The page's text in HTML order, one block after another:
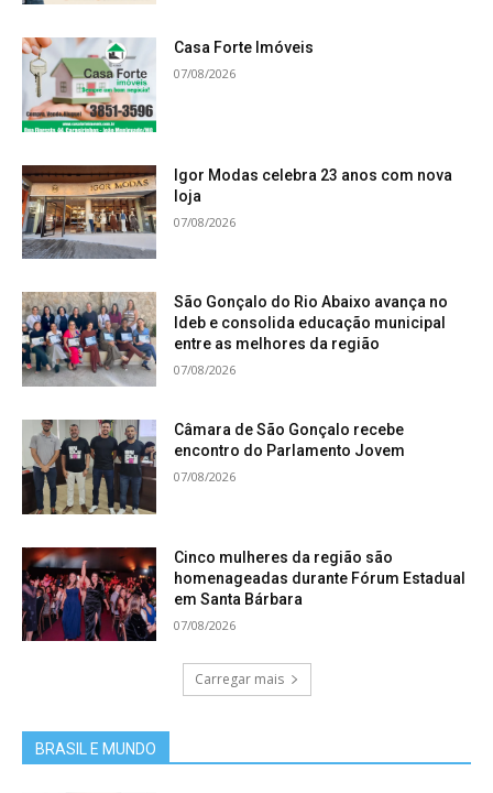
Casa Forte Imóveis
07/08/2026
Igor Modas celebra 23 anos com nova
loja
07/08/2026
São Gonçalo do Rio Abaixo avança no
Ideb e consolida educação municipal
entre as melhores da região
07/08/2026
Câmara de São Gonçalo recebe
encontro do Parlamento Jovem
07/08/2026
Cinco mulheres da região são
homenageadas durante Fórum Estadual
em Santa Bárbara
07/08/2026
Carregar mais
BRASIL E MUNDO